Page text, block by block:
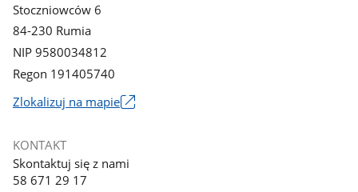
Stoczniowców 6
84-230 Rumia
NIP 9580034812
Regon 191405740
Zlokalizuj na mapieLink
nowym
KONTAKT
Skontaktuj się z nami
58 671 29 17